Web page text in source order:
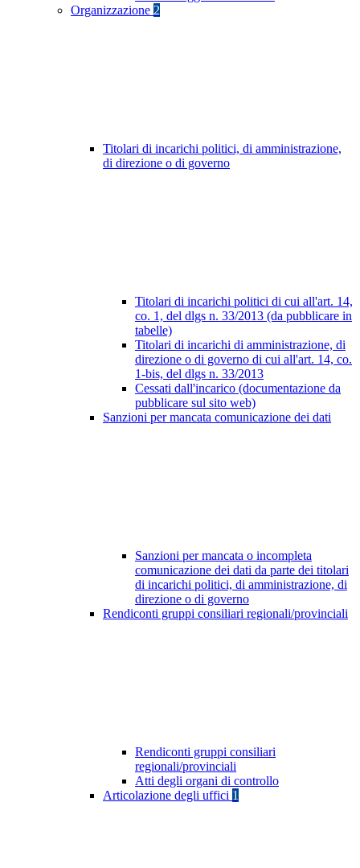
Organizzazione 2
Titolari di incarichi politici, di amministrazione,
di direzione o di governo
Titolari di incarichi politici di cui all'art. 14,
co. 1, del dlgs n. 33/2013 (da pubblicare in
tabelle)
Titolari di incarichi di amministrazione, di
direzione o di governo di cui all'art. 14, co.
1-bis, del dlgs n. 33/2013
Cessati dall'incarico (documentazione da
pubblicare sul sito web)
Sanzioni per mancata comunicazione dei dati
Sanzioni per mancata o incompleta
comunicazione dei dati da parte dei titolari
di incarichi politici, di amministrazione, di
direzione o di governo
Rendiconti gruppi consiliari regionali/provinciali
Rendiconti gruppi consiliari
regionali/provinciali
Atti degli organi di controllo
Articolazione degli uffici 1